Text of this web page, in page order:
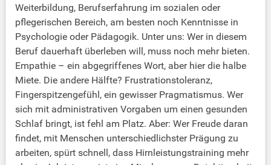
Weiterbildung, Berufserfahrung im sozialen oder
pflegerischen Bereich, am besten noch Kenntnisse in
Psychologie oder Pädagogik. Unter uns: Wer in diesem
Beruf dauerhaft überleben will, muss noch mehr bieten.
Empathie – ein abgegriffenes Wort, aber hier die halbe
Miete. Die andere Hälfte? Frustrationstoleranz,
Fingerspitzengefühl, ein gewisser Pragmatismus. Wer
sich mit administrativen Vorgaben um einen gesunden
Schlaf bringt, ist fehl am Platz. Aber: Wer Freude daran
findet, mit Menschen unterschiedlichster Prägung zu
arbeiten, spürt schnell, dass Hirnleistungstraining mehr